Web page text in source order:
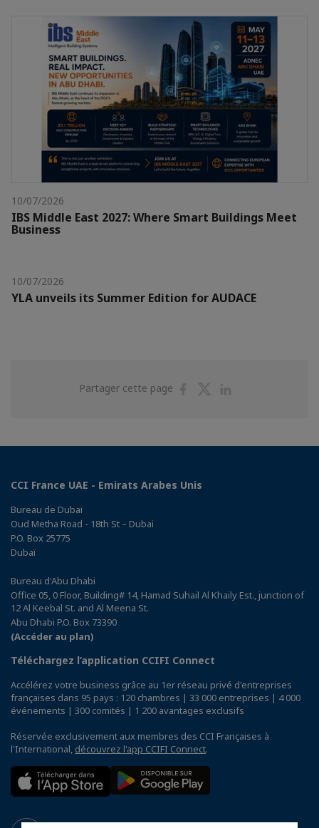
10/07/2026
IBS Middle East 2027: Where Smart Buildings Meet
Business
10/07/2026
YLA unveils its Summer Edition for AUDACE
Partager cette page
PartagerPartager
CCI France UAE - Emirats Arabes Unis
Bureau de Dubaï
Oud Metha Road - 18th St – Dubai
P.O. Box 25775
Dubaï
Bureau d'Abu Dhabi
Office 05, 0 Floor, Building# 14, Hamad Suhail Al Khaily Est., junction of
12 Al Keebal St. and Al Meena St.
Abu Dhabi P.O. Box 73390
(Accéder au plan)
Téléchargez l’application CCIFI Connect
Accélérez votre business grâce au 1er réseau privé d'entreprises
françaises dans 95 pays : 120 chambres | 33 000 entreprises | 4 000
événements | 300 comités | 1 200 avantages exclusifs
Réservée exclusivement aux membres des CCI Françaises à
l'International, découvrez l'app CCIFI Connect.